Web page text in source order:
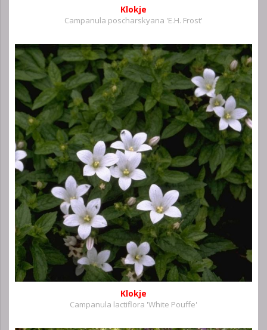
Klokje
Campanula poscharskyana 'E.H. Frost'
Klokje
Campanula lactiflora 'White Pouffe'